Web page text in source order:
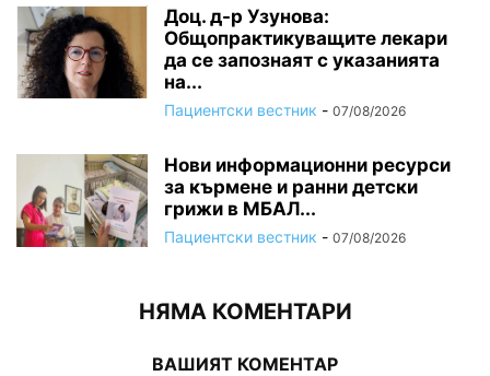
Доц. д-р Узунова:
Общопрактикуващите лекари
да се запознаят с указанията
на...
Пациентски вестник - 07/08/2026
Нови информационни ресурси
за кърмене и ранни детски
грижи в МБАЛ...
Пациентски вестник - 07/08/2026
НЯМА КОМЕНТАРИ
ВАШИЯТ КОМЕНТАР